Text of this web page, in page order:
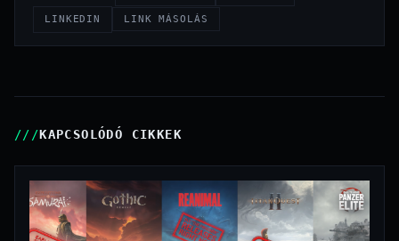
LINKEDIN LINK MÁSOLÁS
KAPCSOLÓDÓ CIKKEK